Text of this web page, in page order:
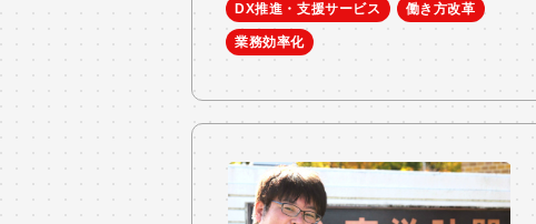
DX推進・支援サービス 働き方改革
業務効率化